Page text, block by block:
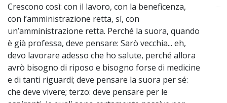
Crescono così: con il lavoro, con la beneficenza,
con l’amministrazione retta, sì, con
un’amministrazione retta. Perché la suora, quando
è già professa, deve pensare: Sarò vecchia... eh,
devo lavorare adesso che ho salute, perché allora
avrò bisogno di riposo e bisogno forse di medicine
e di tanti riguardi; deve pensare la suora per sé:
che deve vivere; terzo: deve pensare per le